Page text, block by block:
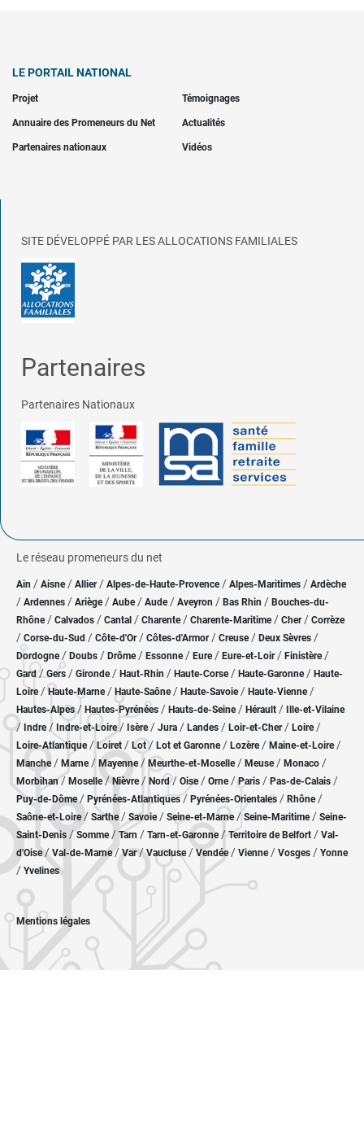
LE PORTAIL NATIONAL
Projet Témoignages
Annuaire des Promeneurs du Net Actualités
Partenaires nationaux Vidéos
SITE DÉVELOPPÉ PAR LES ALLOCATIONS FAMILIALES
Partenaires
Partenaires Nationaux
Le réseau promeneurs du net
Ain / Aisne/ Allier/ Alpes-de-Haute-Provence / Alpes-Maritimes / Ardèche
/ Ardennes / Ariège/ Aube/ Aude / Aveyron / Bas Rhin / Bouches-du-
Rhône/ Calvados / Cantal / Charente / Charente-Maritime/ Cher / Corrèze
/ Corse-du-Sud / Côte-d'Or / Côtes-d'Armor/ Creuse/ Deux Sèvres /
Dordogne/ Doubs / Drôme/ Essonne / Eure/ Eure-et-Loir / Finistère/
Gard/Gers / Gironde/ Haut-Rhin / Haute-Corse/ Haute-Garonne/ Haute-
Loire/Haute-Marne/ Haute-Saône/ Haute-Savoie/ Haute-Vienne/
Hautes-Alpes/ Hautes-Pyrénées / Hauts-de-Seine/ Hérault / Ille-et-Vilaine
/ Indre/ Indre-et-Loire/ Isère/ Jura / Landes / Loir-et-Cher/ Loire/
Loire-Atlantique/ Loiret / Lot/ Lot et Garonne/ Lozère / Maine-et-Loire/
Manche/ Marne/ Mayenne/ Meurthe-et-Moselle/ Meuse/ Monaco /
Morbihan/ Moselle/ Nièvre / Nord/ Oise / Orne/Paris / Pas-de-Calais /
Puy-de-Dôme/ Pyrénées-Atlantiques / Pyrénées-Orientales / Rhône/
Saône-et-Loire/ Sarthe/ Savoie/ Seine-et-Marne/ Seine-Maritime/ Seine-
Saint-Denis /Somme/ Tarn / Tarn-et-Garonne/Territoire de Belfort / Val-
d'Oise/ Val-de-Marne/Var/Vaucluse/ Vendée/ Vienne/ Vosges / Yonne
/ Yvelines
Mentions légales